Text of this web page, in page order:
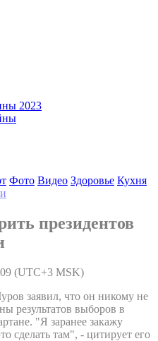
2023
Фото Видео Здоровье Кухня
президентов
(UTC+3 MSK)
заявил, что он никому не
результатов выборов в
"Я заранее закажу
сделать там", - цитирует его